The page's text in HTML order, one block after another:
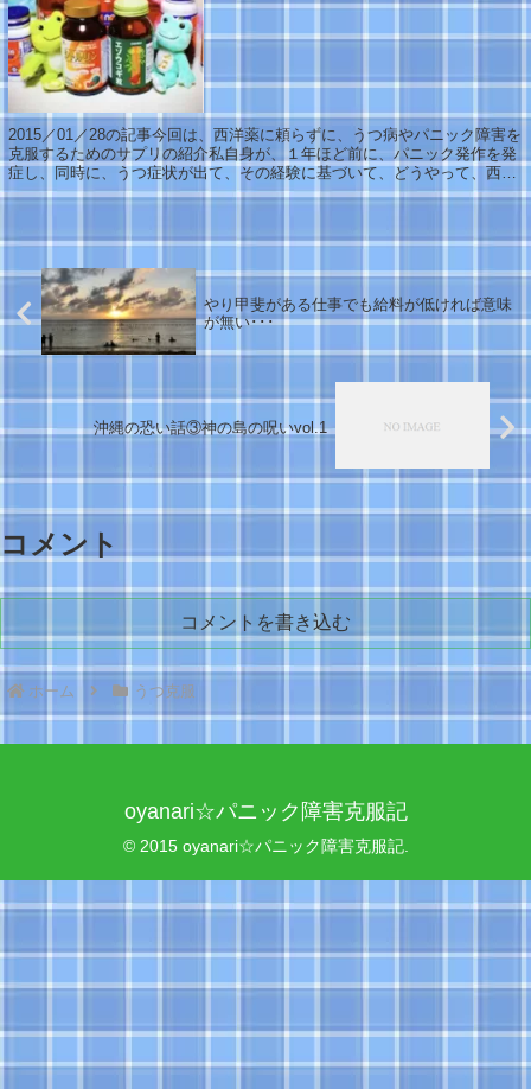
2015／01／28の記事今回は、西洋薬に頼らずに、うつ病やパニック障害を
克服するためのサプリの紹介私自身が、１年ほど前に、パニック発作を発
症し、同時に、うつ症状が出て、その経験に基づいて、どうやって、西洋
薬に頼らずに、通常の生活が出来るま...
やり甲斐がある仕事でも給料が低ければ意味
が無い･･･
沖縄の恐い話③神の島の呪いvol.1
コメント
コメントを書き込む
ホーム うつ克服
oyanari☆パニック障害克服記
© 2015 oyanari☆パニック障害克服記.